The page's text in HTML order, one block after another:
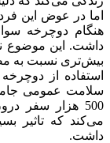
اما در عوض این
داشت. این موضوع
بیش‌تری نسبت به
استفاده از
سلامت عمومی
500 هزار سفر
می‌کند که تاثیر
داشت.